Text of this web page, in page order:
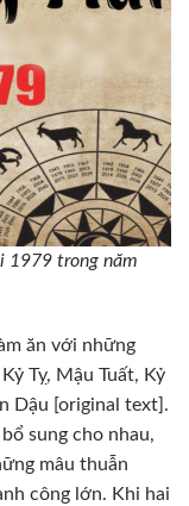
1979 trong năm
ăn với những
Tỵ, Mậu Tuất, Kỷ
Dậu [original text].
sung cho nhau,
mâu thuẫn
công lớn. Khi hai